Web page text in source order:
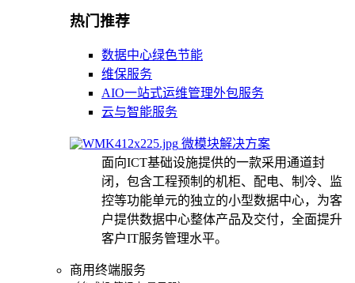
热门推荐
数据中心绿色节能
维保服务
AIO一站式运维管理外包服务
云与智能服务
微模块解决方案
面向ICT基础设施提供的一款采用通道封
闭，包含工程预制的机柜、配电、制冷、监
控等功能单元的独立的小型数据中心，为客
户提供数据中心整体产品及交付，全面提升
客户IT服务管理水平。
商用终端服务